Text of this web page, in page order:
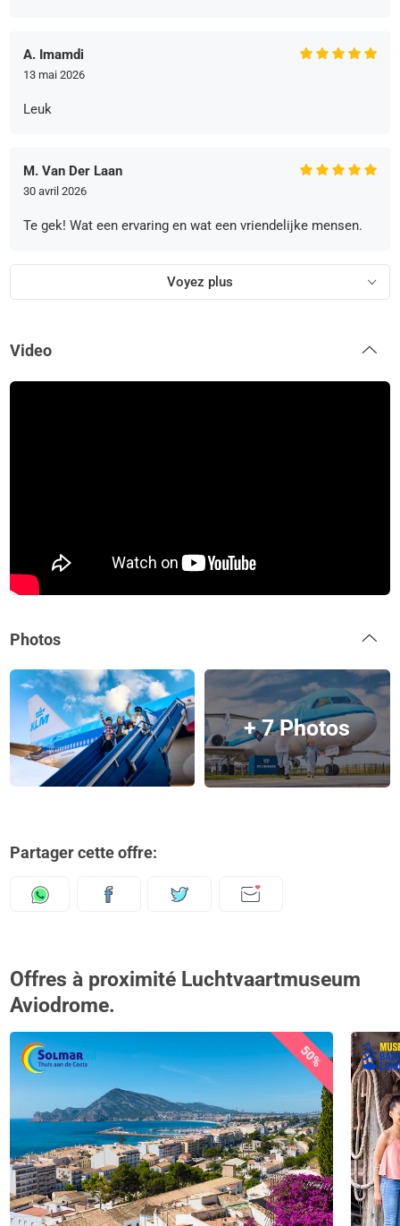
A. Imamdi
13 mai 2026
Leuk
M. Van Der Laan
30 avril 2026
Te gek! Wat een ervaring en wat een vriendelijke mensen.
Voyez plus
Video
Photos
+ 7 Photos
Partager cette offre:
Offres à proximité Luchtvaartmuseum
Aviodrome.
50%